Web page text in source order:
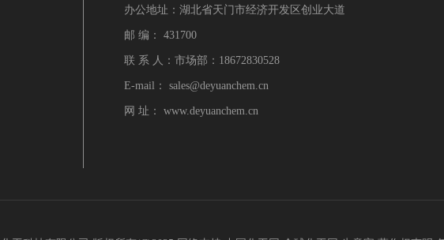
办公地址：湖北省天门市经济开发区创业大道
邮 编： 431700
联 系 人：市场部：18672830528
E-mail：sales@deyuanchem.cn
网 址：www.deyuanchem.cn